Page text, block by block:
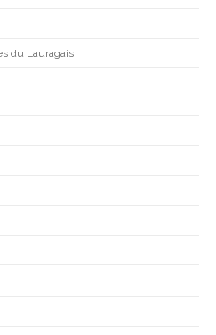
du Lauragais